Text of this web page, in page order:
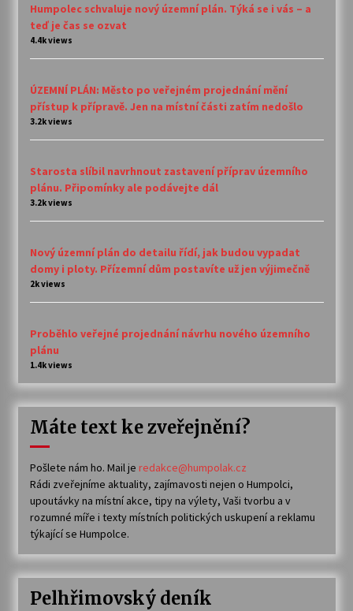
Humpolec schvaluje nový územní plán. Týká se i vás – a
teď je čas se ozvat
4.4k views
ÚZEMNÍ PLÁN: Město po veřejném projednání mění
přístup k přípravě. Jen na místní části zatím nedošlo
3.2k views
Starosta slíbil navrhnout zastavení příprav územního
plánu. Připomínky ale podávejte dál
3.2k views
Nový územní plán do detailu řídí, jak budou vypadat
domy i ploty. Přízemní dům postavíte už jen výjimečně
2k views
Proběhlo veřejné projednání návrhu nového územního
plánu
1.4k views
Máte text ke zveřejnění?
Pošlete nám ho. Mail je redakce@humpolak.cz
Rádi zveřejníme aktuality, zajímavosti nejen o Humpolci,
upoutávky na místní akce, tipy na výlety, Vaši tvorbu a v
rozumné míře i texty místních politických uskupení a reklamu
týkající se Humpolce.
Pelhřimovský deník